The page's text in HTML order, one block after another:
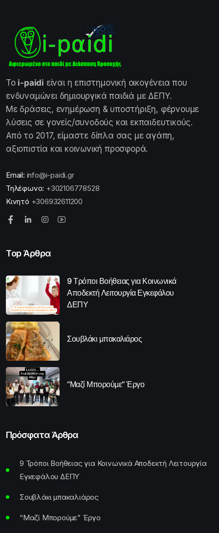
Το i-paidi είναι η επιστημονική οικογένεια που
ενδυναμώνει δημιουργικά παιδιά με ΔΕΠΥ.
Με δράσεις, ενημέρωση & υποστήριξη, φέρνουμε
λύσεις σε γονείς/συνοδούς και εκπαιδευτικούς.
Από το 2017, είμαστε δίπλα σας με αγάπη,
αξιοπιστία και κοινωνική προσφορά.
Email: info@i-paidi.gr
Τηλέφωνο: +302106778528
Κινητό +306932611200
Top Άρθρα
9 Τρόποι Βοήθειας για Κοινωνικά
Αποδεκτή Λειτουργία Εγκεφάλου
ΔΕΠΥ
Σουβλάκι μπακαλιάρος
“Μαζί Μπορούμε” Έργο
Πρόσφατα Άρθρα
9 Τρόποι Βοήθειας για Κοινωνικά Αποδεκτή Λειτουργία
Εγκεφάλου ΔΕΠΥ
Σουβλάκι μπακαλιάρος
“Μαζί Μπορούμε” Έργο